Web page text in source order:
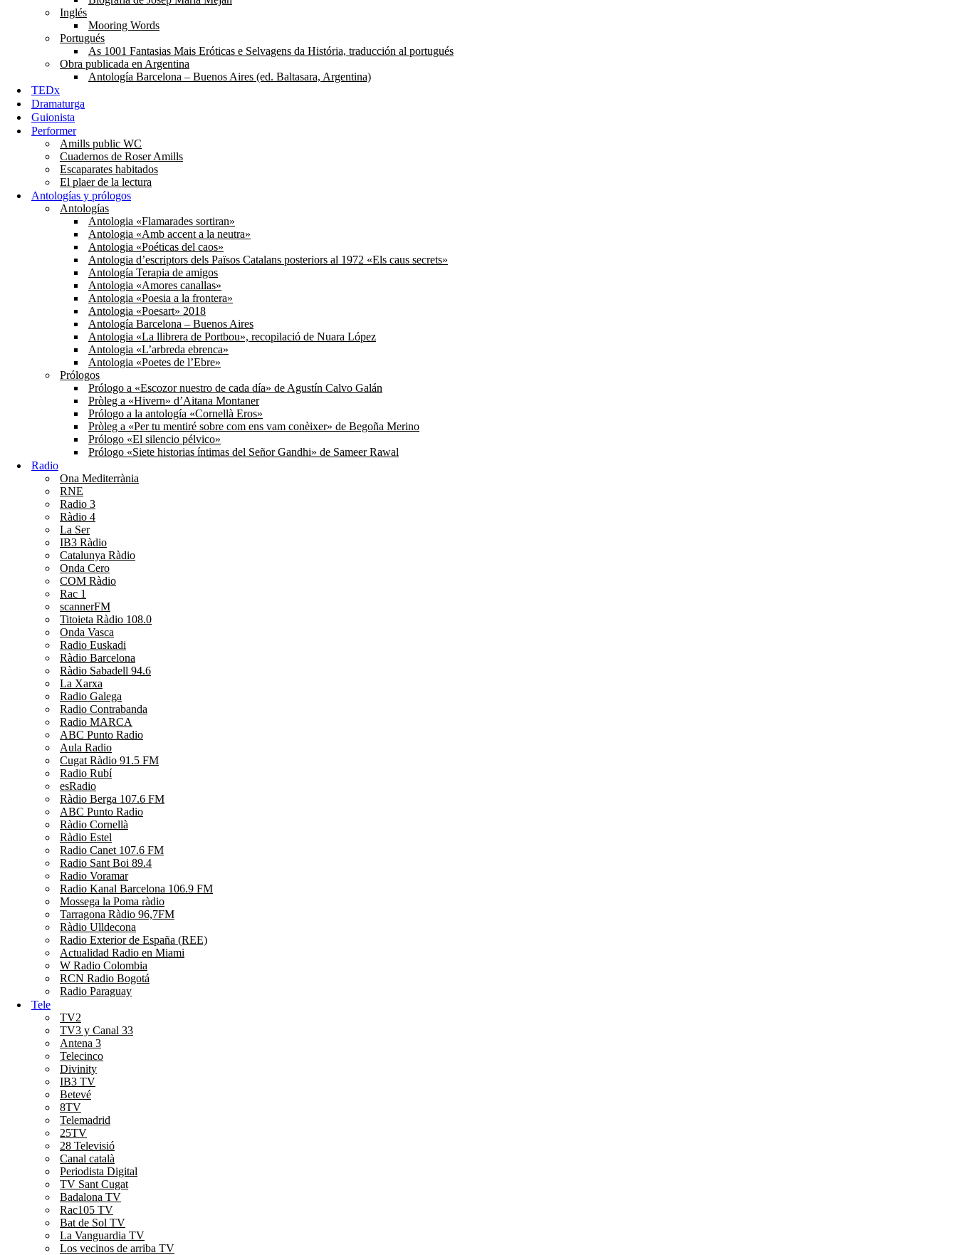
Inglés
Mooring Words
Portugués
As 1001 Fantasias Mais Eróticas e Selvagens da História, traducción al portugués
Obra publicada en Argentina
Antología Barcelona – Buenos Aires (ed. Baltasara, Argentina)
TEDx
Dramaturga
Guionista
Performer
Amills public WC
Cuadernos de Roser Amills
Escaparates habitados
El plaer de la lectura
Antologías y prólogos
Antologías
Antologia «Flamarades sortiran»
Antologia «Amb accent a la neutra»
Antologia «Poéticas del caos»
Antologia d’escriptors dels Països Catalans posteriors al 1972 «Els caus secrets»
Antología Terapia de amigos
Antologia «Amores canallas»
Antologia «Poesia a la frontera»
Antologia «Poesart» 2018
Antología Barcelona – Buenos Aires
Antologia «La llibrera de Portbou», recopilació de Nuara López
Antologia «L’arbreda ebrenca»
Antologia «Poetes de l’Ebre»
Prólogos
Prólogo a «Escozor nuestro de cada día» de Agustín Calvo Galán
Pròleg a «Hivern» d’Aitana Montaner
Prólogo a la antología «Cornellà Eros»
Pròleg a «Per tu mentiré sobre com ens vam conèixer» de Begoña Merino
Prólogo «El silencio pélvico»
Prólogo «Siete historias íntimas del Señor Gandhi» de Sameer Rawal
Radio
Ona Mediterrània
RNE
Radio 3
Ràdio 4
La Ser
IB3 Ràdio
Catalunya Ràdio
Onda Cero
COM Ràdio
Rac 1
scannerFM
Titoieta Ràdio 108.0
Onda Vasca
Radio Euskadi
Ràdio Barcelona
Ràdio Sabadell 94.6
La Xarxa
Radio Galega
Radio Contrabanda
Radio MARCA
ABC Punto Radio
Aula Radio
Cugat Ràdio 91.5 FM
Radio Rubí
esRadio
Ràdio Berga 107.6 FM
ABC Punto Radio
Ràdio Cornellà
Ràdio Estel
Radio Canet 107.6 FM
Radio Sant Boi 89.4
Radio Voramar
Radio Kanal Barcelona 106.9 FM
Mossega la Poma ràdio
Tarragona Ràdio 96,7FM
Ràdio Ulldecona
Radio Exterior de España (REE)
Actualidad Radio en Miami
W Radio Colombia
RCN Radio Bogotá
Radio Paraguay
Tele
TV2
TV3 y Canal 33
Antena 3
Telecinco
Divinity
IB3 TV
Betevé
8TV
Telemadrid
25TV
28 Televisió
Canal català
Periodista Digital
TV Sant Cugat
Badalona TV
Rac105 TV
Bat de Sol TV
La Vanguardia TV
Los vecinos de arriba TV